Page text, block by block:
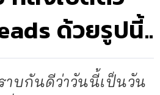
ด้วยรูปนี้..
บกันดีว่าวันนี้เป็นวัน